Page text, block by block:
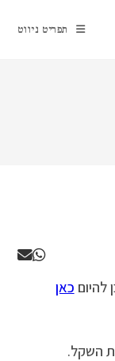
תפריט ניווט
כאן
השקל.